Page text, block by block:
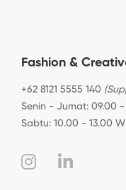
Fashion &
+62 8121 5555 140
Senin - Jumat: 09.00 -
Sabtu: 10.00 - 13.00